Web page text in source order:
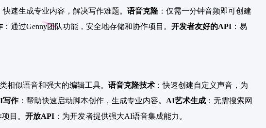
快速生成专业内容，解决写作难题。 语音克隆 ：仅需一分钟音频即可创建
：通过Genny团队功能，安全地存储和协作项目。 开发者友好的API ：易
相似语音和强大的编辑工具。 语音克隆技术 ：快速创建自定义声音，为
写作：帮助快速启动脚本创作，生成专业内容。 AI艺术生成 ：无需搜索网
目。 开放API ：为开发者提供强大AI语音集成能力。